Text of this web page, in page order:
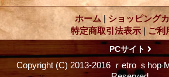
ホーム | ショッピング
特定商取引法表示 | ご利
PCサイト
Copyright (C) 2013-2016 ｒetro ｓhop